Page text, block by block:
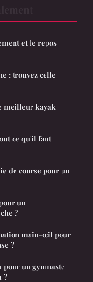
et le repos
: trouvez celle
meilleur kayak
ce qu'il faut
de course pour un
un
?
main-œil pour
?
un gymnaste
?